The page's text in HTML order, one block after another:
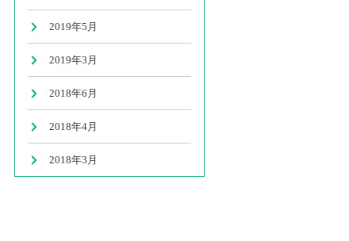
2019年5月
2019年3月
2018年6月
2018年4月
2018年3月